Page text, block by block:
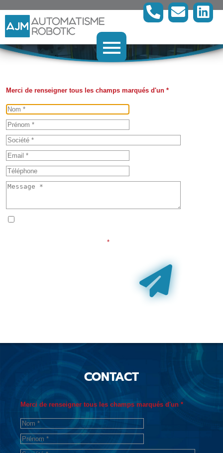
Merci de renseigner tous les champs marqués d'un *
CONTACT
Merci de renseigner tous les champs marqués d'un *